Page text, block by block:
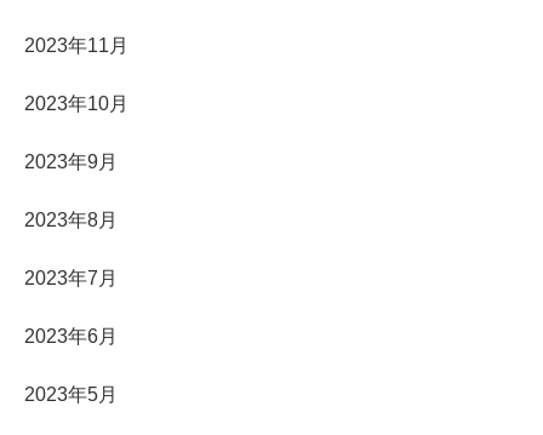
2023年11月
2023年10月
2023年9月
2023年8月
2023年7月
2023年6月
2023年5月